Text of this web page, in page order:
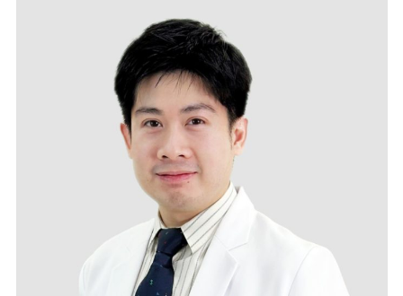
บริการสำหรับผู้ป่วยนอก
ศูนย์รักษาโรคซึมเศร้าครบวงจร
บริการสำหรับผู้ป่วยใน
อาการและการรักษา
อารมณ์สองขั้ว
ออทิสติก หรือภาวะออทิสติกสเปกตรัม (ASD)
ภาวะเครียดหลังเผชิญเหตุการณ์รุนแรง
ข้อมูลสุขภาพจิต
แบบทดสอบสุขภาพจิต
ข่าวสารและบริการ